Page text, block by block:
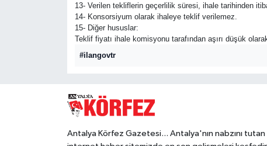
13- Verilen tekliflerin geçerlilik süresi, ihale tarihinden
14- Konsorsiyum olarak ihaleye teklif verilemez.
15- Diğer hususlar:
Teklif fiyatı ihale komisyonu tarafından aşırı düşük
#ilangovtr
Antalya Körfez Gazetesi... Antalya'nın nabzını tutan